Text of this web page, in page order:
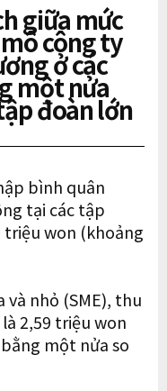
giữa mức
công ty
ở các
một nửa
đoàn lớn
bình quân
tại các tập
triệu won (khoảng
nhỏ (SME), thu
2,59 triệu won
một nửa so